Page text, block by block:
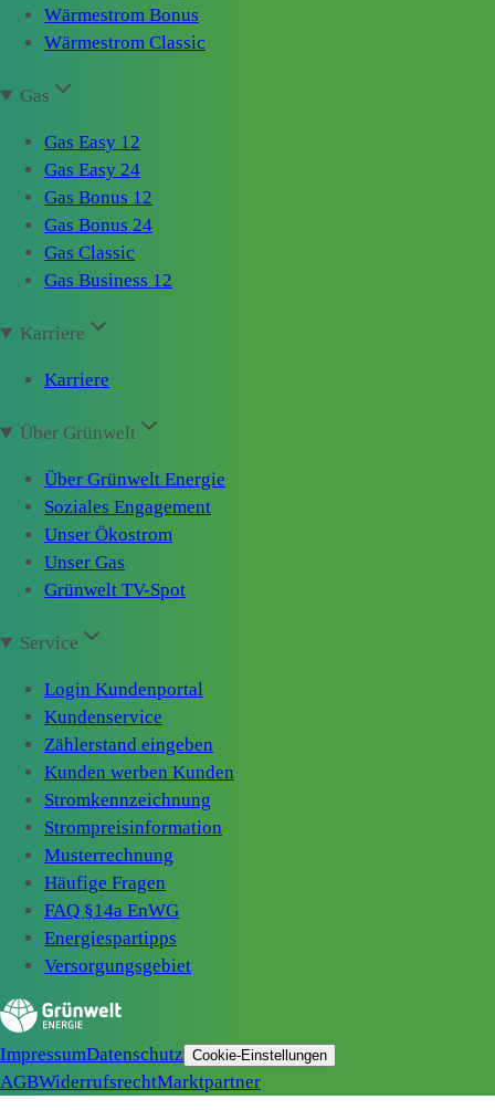
Wärmestrom Bonus
Wärmestrom Classic
Gas
Gas Easy 12
Gas Easy 24
Gas Bonus 12
Gas Bonus 24
Gas Classic
Gas Business 12
Karriere
Karriere
Über Grünwelt
Über Grünwelt Energie
Soziales Engagement
Unser Ökostrom
Unser Gas
Grünwelt TV-Spot
Service
Login Kundenportal
Kundenservice
Zählerstand eingeben
Kunden werben Kunden
Stromkennzeichnung
Strompreisinformation
Musterrechnung
Häufige Fragen
FAQ §14a EnWG
Energiespartipps
Versorgungsgebiet
ImpressumDatenschutz Cookie-Einstellungen
AGBWiderrufsrechtMarktpartner